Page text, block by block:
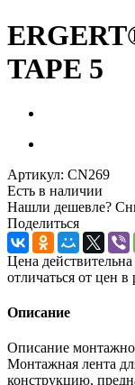
TAPE 5
Артикул: CN269
Есть в наличии
Нашли дешевле?
Поделиться
Цена
отличаться от цен
Описание
Описание
Монтажная лента
конструкцию,